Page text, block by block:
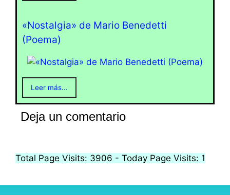
«Nostalgia» de Mario Benedetti
(Poema)
Leer más...
Deja un comentario
Total Page Visits: 3906 - Today Page Visits: 1